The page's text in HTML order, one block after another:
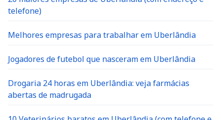
telefone)
Melhores empresas para trabalhar em Uberlândia
Jogadores de futebol que nasceram em Uberlândia
Drogaria 24 horas em Uberlândia: veja farmácias
abertas de madrugada
10 Veterinários baratos em Uberlândia (com telefone e